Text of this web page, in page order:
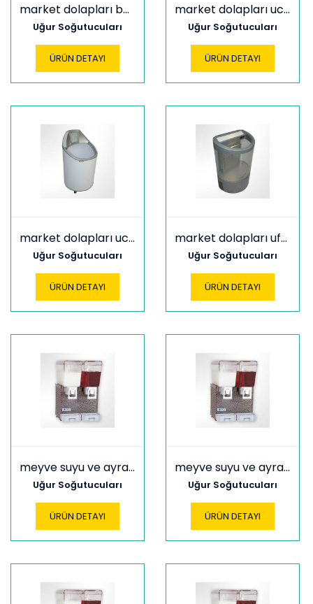
market dolapları bodrum 2500 cl
Uğur Soğutucuları
ÜRÜN DETAYI
market dolapları ucc 75 c
Uğur Soğutucuları
ÜRÜN DETAYI
market dolapları ucc 77 c
Uğur Soğutucuları
ÜRÜN DETAYI
market dolapları uft 100
Uğur Soğutucuları
ÜRÜN DETAYI
meyve suyu ve ayran soğutucular usam 10+10
Uğur Soğutucuları
ÜRÜN DETAYI
meyve suyu ve ayran soğutucular usam 20+10
Uğur Soğutucuları
ÜRÜN DETAYI